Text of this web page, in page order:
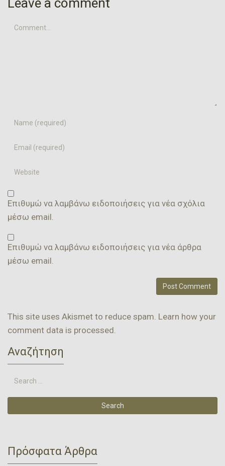
Leave a comment
Comment...
Name
Email
Website
Επιθυμώ να λαμβάνω ειδοποιήσεις για νέα σχόλια
μέσω email.
Επιθυμώ να λαμβάνω ειδοποιήσεις για νέα άρθρα
μέσω email.
This site uses Akismet to reduce spam. Learn how your
comment data is processed.
Αναζήτηση
Πρόσφατα Άρθρα